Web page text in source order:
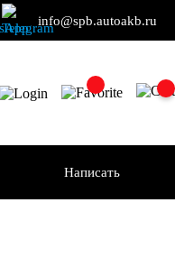
info@spb.autoakb.ru
Написать